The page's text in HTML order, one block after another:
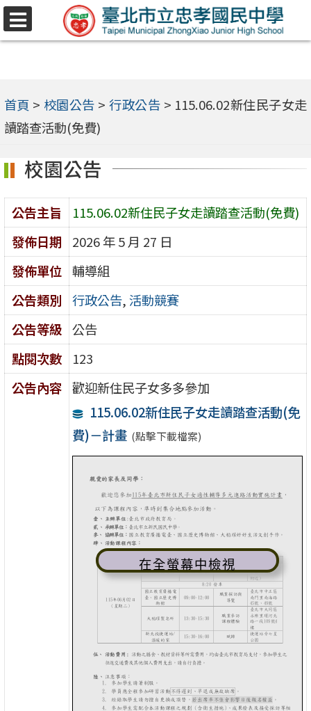
跳
至
內
容
選
首頁 > 校園公告 > 行政公告 > 115.06.02新住民子女走
讀踏查活動(免費)
校園公告
公告主旨
115.06.02新住民子女走讀踏查活動(免費)
發佈日期
2026 年 5 月 27 日
發佈單位
輔導組
公告類別
行政公告,活動競賽
公告等級 公告
點閱次數
123
公告內容 歡迎新住民子女多多參加
115.06.02新住民子女走讀踏查活動(免
費)－計畫 (點擊下載檔案)
在全螢幕中檢視